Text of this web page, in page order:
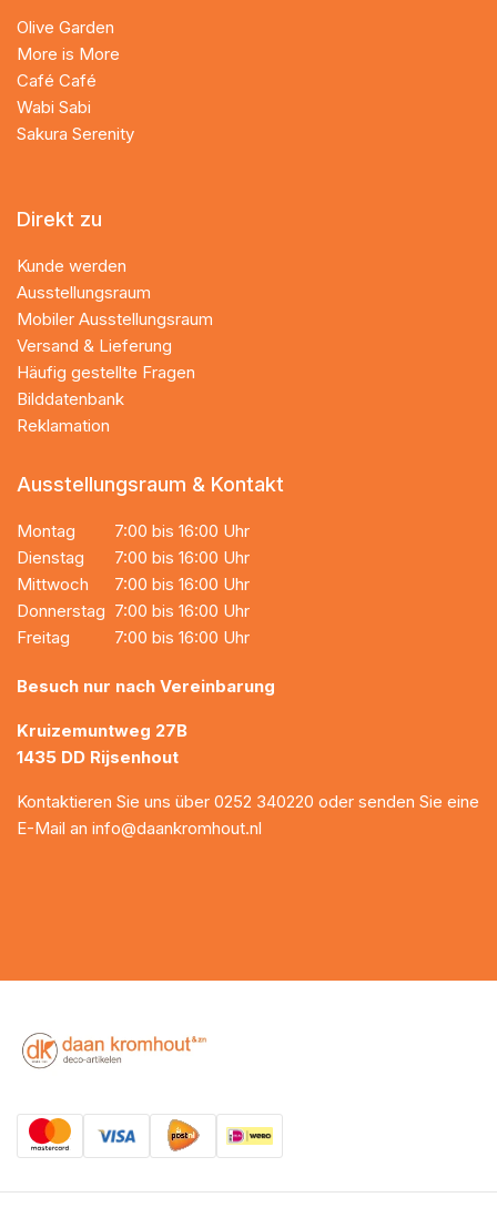
Olive Garden
More is More
Café Café
Wabi Sabi
Sakura Serenity
Direkt zu
Kunde werden
Ausstellungsraum
Mobiler Ausstellungsraum
Versand & Lieferung
Häufig gestellte Fragen
Bilddatenbank
Reklamation
Ausstellungsraum & Kontakt
Montag
7:00 bis 16:00 Uhr
Dienstag
7:00 bis 16:00 Uhr
Mittwoch
7:00 bis 16:00 Uhr
Donnerstag 7:00 bis 16:00 Uhr
Freitag
7:00 bis 16:00 Uhr
Besuch nur nach Vereinbarung
Kruizemuntweg 27B
1435 DD Rijsenhout
Kontaktieren Sie uns über 0252 340220 oder senden Sie eine
E-Mail an info@daankromhout.nl